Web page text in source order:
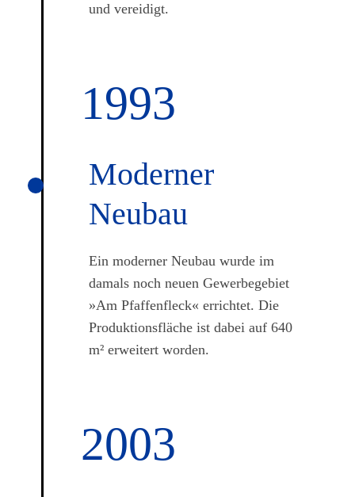
und vereidigt.
1993
Moderner
Neubau
Ein moderner Neubau wurde im
damals noch neuen Gewerbegebiet
»Am Pfaffenfleck« errichtet. Die
Produktionsfläche ist dabei auf 640
m² erweitert worden.
2003